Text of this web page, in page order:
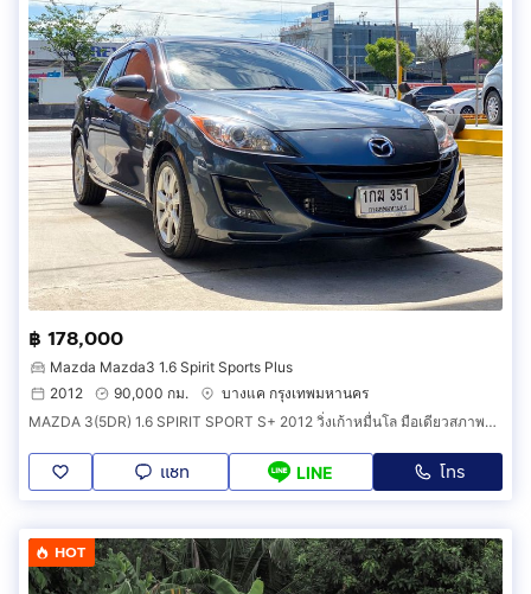
฿ 178,000
Mazda Mazda3 1.6 Spirit Sports Plus
2012
90,000 กม.
บางแค กรุงเทพมหานคร
MAZDA 3(5DR) 1.6 SPIRIT SPORT S+ 2012 วิ่งเก้าหมื่นโล มือเดียวสภาพหนึ่งในร้อย
แชท LINE โทร
HOT